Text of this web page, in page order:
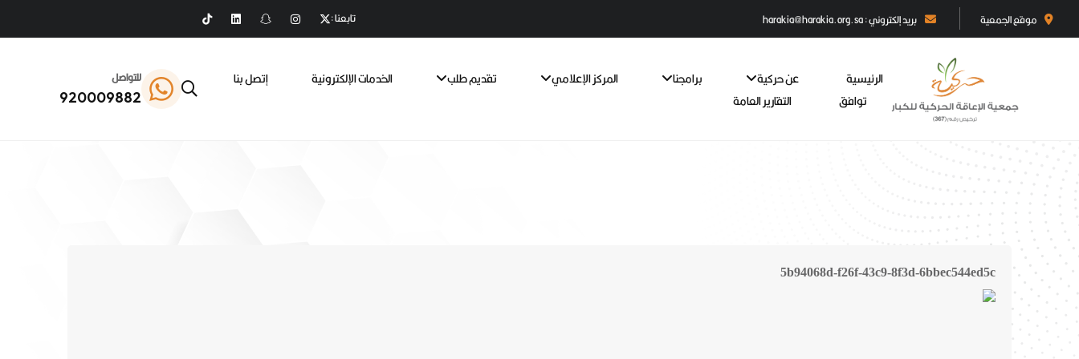
موقع الجمعية بريد إلكتروني : harakia@harakia.org.sa تابعنا :
الرئيسية عن حركية برامجنا المركز الإعلامي تقديم طلب الخدمات الإلكترونية
إتصل بنا
توافق
التقارير العامة
للتواصل
920009882
5b94068d-f26f-43c9-8f3d-6bbec544ed5c